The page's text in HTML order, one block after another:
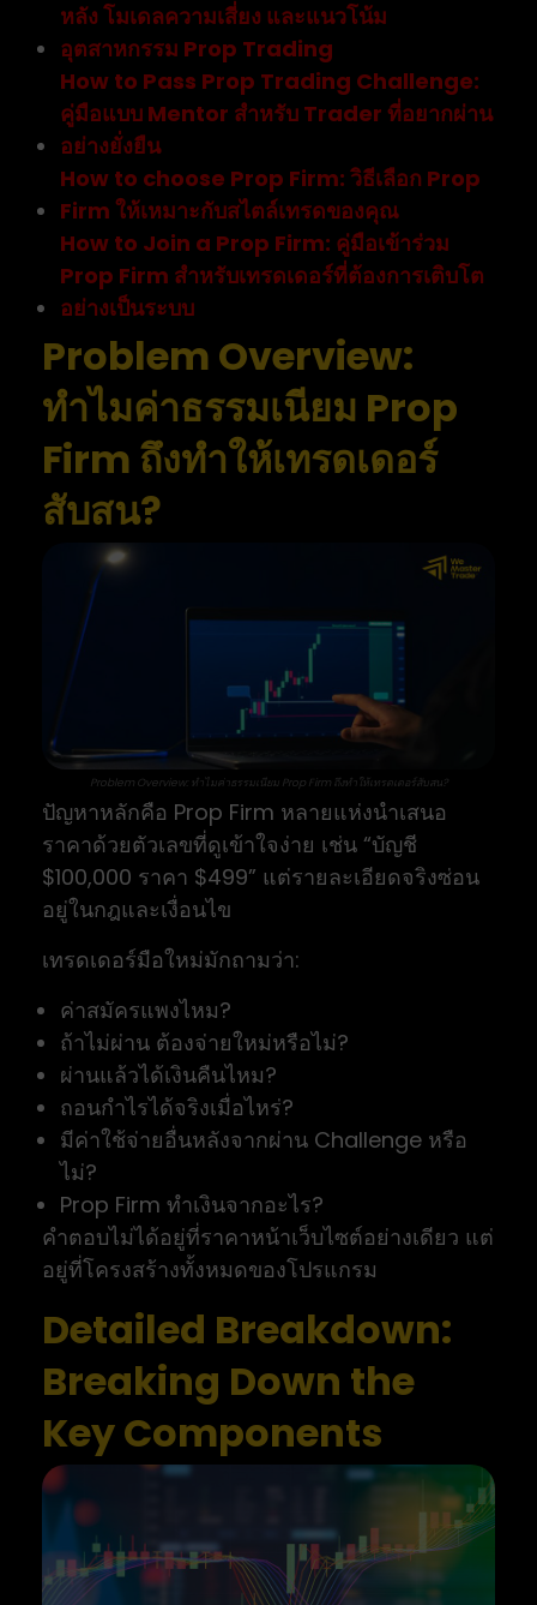
หลัง โมเดลความเสี่ยง และแนวโน้ม
อุตสาหกรรม Prop Trading
How to Pass Prop Trading Challenge:
คู่มือแบบ Mentor สำหรับ Trader ที่อยากผ่าน
อย่างยั่งยืน
How to choose Prop Firm: วิธีเลือก Prop
Firm ให้เหมาะกับสไตล์เทรดของคุณ
How to Join a Prop Firm: คู่มือเข้าร่วม
Prop Firm สำหรับเทรดเดอร์ที่ต้องการเติบโต
อย่างเป็นระบบ
Problem Overview:
ทำไมค่าธรรมเนียม Prop
Firm ถึงทำให้เทรดเดอร์
สับสน?
Problem Overview: ทำไมค่าธรรมเนียม Prop Firm ถึงทำให้เทรดเดอร์สับสน?
ปัญหาหลักคือ Prop Firm หลายแห่งนำเสนอ
ราคาด้วยตัวเลขที่ดูเข้าใจง่าย เช่น “บัญชี
$100,000 ราคา $499” แต่รายละเอียดจริงซ่อน
อยู่ในกฎและเงื่อนไข
เทรดเดอร์มือใหม่มักถามว่า:
ค่าสมัครแพงไหม?
ถ้าไม่ผ่าน ต้องจ่ายใหม่หรือไม่?
ผ่านแล้วได้เงินคืนไหม?
ถอนกำไรได้จริงเมื่อไหร่?
มีค่าใช้จ่ายอื่นหลังจากผ่าน Challenge หรือ
ไม่?
Prop Firm ทำเงินจากอะไร?
คำตอบไม่ได้อยู่ที่ราคาหน้าเว็บไซต์อย่างเดียว แต่
อยู่ที่โครงสร้างทั้งหมดของโปรแกรม
Detailed Breakdown:
Breaking Down the
Key Components